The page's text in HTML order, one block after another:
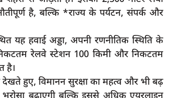
है, बल्कि *राज्य के पर्यटन, संपर्क और
यह हवाई अड्डा, अपनी रणनीतिक स्थिति के
रेलवे स्टेशन 100 किमी और निकटतम
है।
देखते हुए, विमानन सुरक्षा का महत्व और भी बढ़
बढ़ाएगी बल्कि इससे अधिक एयरलाइन